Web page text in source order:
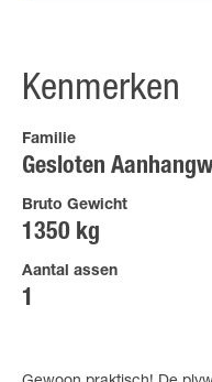
Kenmerken
Familie
Gesloten
Bruto Gewicht
1350 kg
Aantal assen
1